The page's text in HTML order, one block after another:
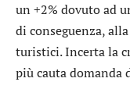
un +2% dovuto ad
di conseguenza,
turistici. Incerta la
più cauta domanda